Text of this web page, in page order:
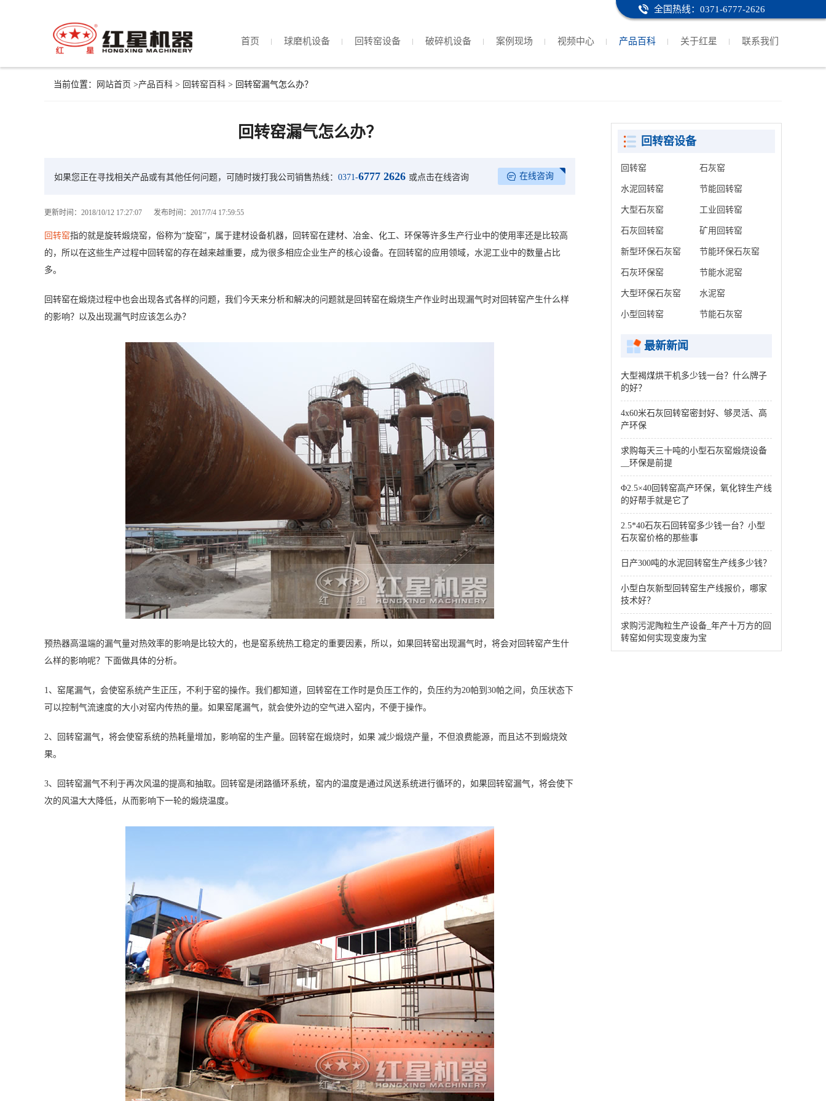
全国热线：0371-6777-2626
首页 球磨机设备 回转窑设备 破碎机设备 案例现场 视频中心 产品百科 关于红星 联系我们
当前位置： 网站首页 >产品百科 > 回转窑百科 > 回转窑漏气怎么办？
回转窑漏气怎么办？
如果您正在寻找相关产品或有其他任何问题，可随时拨打我公司销售热线： 0371-6777 2626 或点击在线咨询 在线咨询
更新时间：2018/10/12 17:27:07 发布时间：2017/7/4 17:59:55
回转窑指的就是旋转煅烧窑，俗称为“旋窑”，属于建材设备机器，回转窑在建材、冶金、化工、环保等许多生产行业中的使用率还是比较高
的，所以在这些生产过程中回转窑的存在越来越重要，成为很多相应企业生产的核心设备。在回转窑的应用领域，水泥工业中的数量占比
多。
回转窑在煅烧过程中也会出现各式各样的问题，我们今天来分析和解决的问题就是回转窑在煅烧生产作业时出现漏气时对回转窑产生什么样
的影响？以及出现漏气时应该怎么办？
预热器高温端的漏气量对热效率的影响是比较大的，也是窑系统热工稳定的重要因素，所以，如果回转窑出现漏气时，将会对回转窑产生什
么样的影响呢？下面做具体的分析。
1、窑尾漏气，会使窑系统产生正压，不利于窑的操作。我们都知道，回转窑在工作时是负压工作的，负压约为20帕到30帕之间，负压状态下
可以控制气流速度的大小对窑内传热的量。如果窑尾漏气，就会使外边的空气进入窑内，不便于操作。
2、回转窑漏气，将会使窑系统的热耗量增加，影响窑的生产量。回转窑在煅烧时，如果 减少煅烧产量，不但浪费能源，而且达不到煅烧效
果。
3、回转窑漏气不利于再次风温的提高和抽取。回转窑是闭路循环系统，窑内的温度是通过风送系统进行循环的，如果回转窑漏气，将会使下
次的风温大大降低，从而影响下一轮的煅烧温度。
回转窑设备
回转窑 石灰窑
水泥回转窑 节能回转窑
大型石灰窑 工业回转窑
石灰回转窑 矿用回转窑
新型环保石灰窑 节能环保石灰窑
石灰环保窑 节能水泥窑
大型环保石灰窑 水泥窑
小型回转窑 节能石灰窑
最新新闻
大型褐煤烘干机多少钱一台？什么牌子
的好？
4x60米石灰回转窑密封好、够灵活、高
产环保
求购每天三十吨的小型石灰窑煅烧设备
__环保是前提
Φ2.5×40回转窑高产环保，氧化锌生产线
的好帮手就是它了
2.5*40石灰石回转窑多少钱一台？小型
石灰窑价格的那些事
日产300吨的水泥回转窑生产线多少钱？
小型白灰新型回转窑生产线报价，哪家
技术好？
求购污泥陶粒生产设备_年产十万方的回
转窑如何实现变废为宝